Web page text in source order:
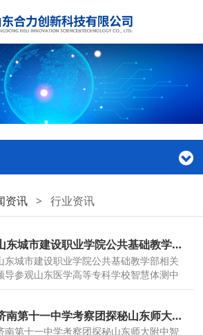
资讯 > 行业资讯
山东城市建设职业学院公共基础教学部相关领导参观山东医学高等专科学校智慧体测中心，共探智能化体测新未来！
东城市建设职业学院公共基础教学部相关
导参观山东医学高等专科学校智慧体测中
济南第十一中学考察团探秘山东师大附中智慧图书馆， 刷新阅读新科技！
南第十一中学考察团探秘山东师大附中智